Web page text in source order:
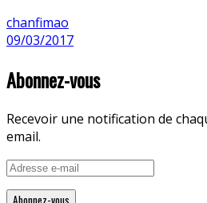
chanfimao
09/03/2017
Abonnez-vous
Recevoir une notification de
email.
Adresse